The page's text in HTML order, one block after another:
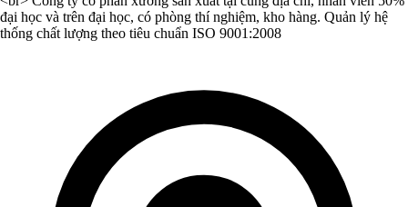
đại học và trên đại học, có phòng thí nghiệm, kho hàng. Quản lý hệ
thống chất lượng theo tiêu chuẩn ISO 9001:2008